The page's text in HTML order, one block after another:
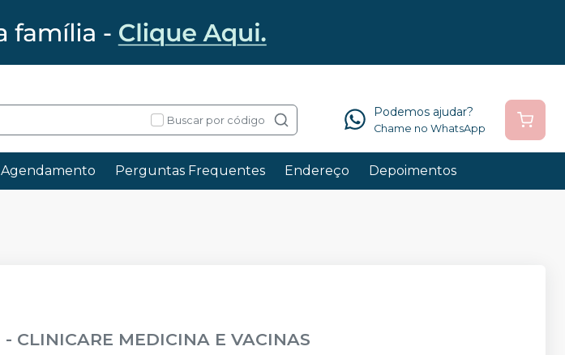
Buscar por código
Podemos ajudar?
Chame no WhatsApp
Agendamento Perguntas Frequentes Endereço Depoimentos
- CLINICARE MEDICINA E VACINAS